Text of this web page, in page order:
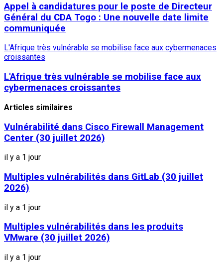
Appel à candidatures pour le poste de Directeur
Général du CDA Togo : Une nouvelle date limite
communiquée
L'Afrique très vulnérable se mobilise face aux cybermenaces
croissantes
L'Afrique très vulnérable se mobilise face aux
cybermenaces croissantes
Articles similaires
Vulnérabilité dans Cisco Firewall Management
Center (30 juillet 2026)
il y a 1 jour
Multiples vulnérabilités dans GitLab (30 juillet
2026)
il y a 1 jour
Multiples vulnérabilités dans les produits
VMware (30 juillet 2026)
il y a 1 jour